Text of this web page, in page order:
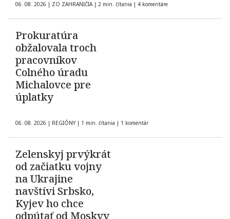
06. 08. 2026 | ZO ZAHRANIČIA | 2 min. čítania | 4 komentáre
Prokuratúra
obžalovala troch
pracovníkov
Colného úradu
Michalovce pre
úplatky
06. 08. 2026 | REGIÓNY | 1 min. čítania | 1 komentár
Zelenskyj prvýkrát
od začiatku vojny
na Ukrajine
navštívi Srbsko,
Kyjev ho chce
odpútať od Moskvy